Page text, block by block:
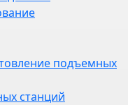
подъемных
станций